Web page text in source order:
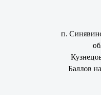
п.
Баллов